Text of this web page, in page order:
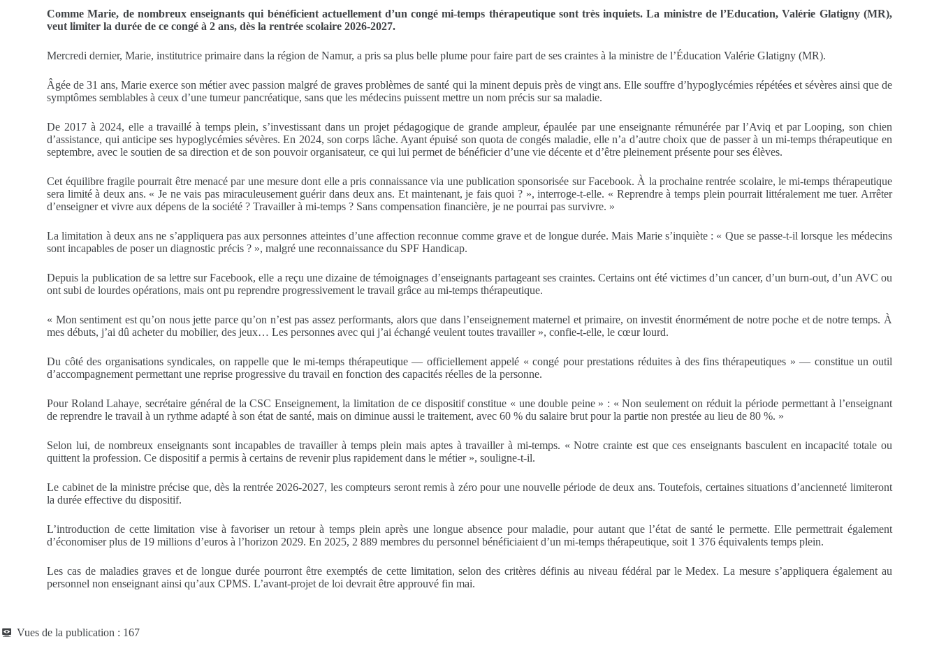
Comme Marie, de nombreux enseignants qui bénéficient actuellement d’un congé mi-temps thérapeutique sont très inquiets. La ministre de l’Education, Valérie Glatigny (MR),
veut limiter la durée de ce congé à 2 ans, dès la rentrée scolaire 2026-2027.
Mercredi dernier, Marie, institutrice primaire dans la région de Namur, a pris sa plus belle plume pour faire part de ses craintes à la ministre de l’Éducation Valérie Glatigny (MR).
Âgée de 31 ans, Marie exerce son métier avec passion malgré de graves problèmes de santé qui la minent depuis près de vingt ans. Elle souffre d’hypoglycémies répétées et sévères ainsi que de
symptômes semblables à ceux d’une tumeur pancréatique, sans que les médecins puissent mettre un nom précis sur sa maladie.
De 2017 à 2024, elle a travaillé à temps plein, s’investissant dans un projet pédagogique de grande ampleur, épaulée par une enseignante rémunérée par l’Aviq et par Looping, son chien
d’assistance, qui anticipe ses hypoglycémies sévères. En 2024, son corps lâche. Ayant épuisé son quota de congés maladie, elle n’a d’autre choix que de passer à un mi-temps thérapeutique en
septembre, avec le soutien de sa direction et de son pouvoir organisateur, ce qui lui permet de bénéficier d’une vie décente et d’être pleinement présente pour ses élèves.
Cet équilibre fragile pourrait être menacé par une mesure dont elle a pris connaissance via une publication sponsorisée sur Facebook. À la prochaine rentrée scolaire, le mi-temps thérapeutique
sera limité à deux ans. « Je ne vais pas miraculeusement guérir dans deux ans. Et maintenant, je fais quoi ? », interroge-t-elle. « Reprendre à temps plein pourrait littéralement me tuer. Arrêter
d’enseigner et vivre aux dépens de la société ? Travailler à mi-temps ? Sans compensation financière, je ne pourrai pas survivre. »
La limitation à deux ans ne s’appliquera pas aux personnes atteintes d’une affection reconnue comme grave et de longue durée. Mais Marie s’inquiète : « Que se passe-t-il lorsque les médecins
sont incapables de poser un diagnostic précis ? », malgré une reconnaissance du SPF Handicap.
Depuis la publication de sa lettre sur Facebook, elle a reçu une dizaine de témoignages d’enseignants partageant ses craintes. Certains ont été victimes d’un cancer, d’un burn-out, d’un AVC ou
ont subi de lourdes opérations, mais ont pu reprendre progressivement le travail grâce au mi-temps thérapeutique.
« Mon sentiment est qu’on nous jette parce qu’on n’est pas assez performants, alors que dans l’enseignement maternel et primaire, on investit énormément de notre poche et de notre temps. À
mes débuts, j’ai dû acheter du mobilier, des jeux… Les personnes avec qui j’ai échangé veulent toutes travailler », confie-t-elle, le cœur lourd.
Du côté des organisations syndicales, on rappelle que le mi-temps thérapeutique — officiellement appelé « congé pour prestations réduites à des fins thérapeutiques » — constitue un outil
d’accompagnement permettant une reprise progressive du travail en fonction des capacités réelles de la personne.
Pour Roland Lahaye, secrétaire général de la CSC Enseignement, la limitation de ce dispositif constitue « une double peine » : « Non seulement on réduit la période permettant à l’enseignant
de reprendre le travail à un rythme adapté à son état de santé, mais on diminue aussi le traitement, avec 60 % du salaire brut pour la partie non prestée au lieu de 80 %. »
Selon lui, de nombreux enseignants sont incapables de travailler à temps plein mais aptes à travailler à mi-temps. « Notre crainte est que ces enseignants basculent en incapacité totale ou
quittent la profession. Ce dispositif a permis à certains de revenir plus rapidement dans le métier », souligne-t-il.
Le cabinet de la ministre précise que, dès la rentrée 2026-2027, les compteurs seront remis à zéro pour une nouvelle période de deux ans. Toutefois, certaines situations d’ancienneté limiteront
la durée effective du dispositif.
L’introduction de cette limitation vise à favoriser un retour à temps plein après une longue absence pour maladie, pour autant que l’état de santé le permette. Elle permettrait également
d’économiser plus de 19 millions d’euros à l’horizon 2029. En 2025, 2 889 membres du personnel bénéficiaient d’un mi-temps thérapeutique, soit 1 376 équivalents temps plein.
Les cas de maladies graves et de longue durée pourront être exemptés de cette limitation, selon des critères définis au niveau fédéral par le Medex. La mesure s’appliquera également au
personnel non enseignant ainsi qu’aux CPMS. L’avant-projet de loi devrait être approuvé fin mai.
Vues de la publication : 167